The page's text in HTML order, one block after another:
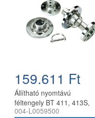
159.611 Ft
Állítható nyomtávú
féltengely BT 411, 413S,
417S kultivátorhoz, Bertolini
004-L0059500